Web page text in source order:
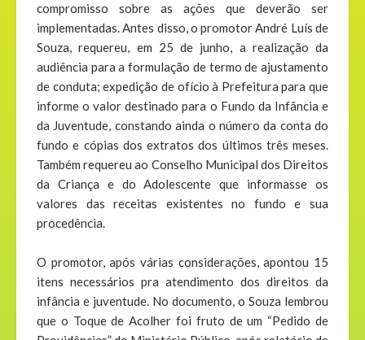
compromisso sobre as ações que deverão ser
implementadas. Antes disso, o promotor André Luís de
Souza, requereu, em 25 de junho, a realização da
audiência para a formulação de termo de ajustamento
de conduta; expedição de ofício à Prefeitura para que
informe o valor destinado para o Fundo da Infância e
da Juventude, constando ainda o número da conta do
fundo e cópias dos extratos dos últimos três meses.
Também requereu ao Conselho Municipal dos Direitos
da Criança e do Adolescente que informasse os
valores das receitas existentes no fundo e sua
procedência.
O promotor, após várias considerações, apontou 15
itens necessários pra atendimento dos direitos da
infância e juventude. No documento, o Souza lembrou
que o Toque de Acolher foi fruto de um “Pedido de